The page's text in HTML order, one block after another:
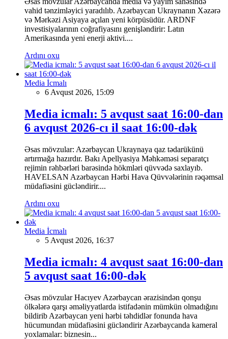
vahid tənzimləyici yaradılıb. Azərbaycan Ukraynanın Xəzərə
və Mərkəzi Asiyaya açılan yeni körpüsüdür. ARDNF
investisiyalarının coğrafiyasını genişləndirir: Latın
Amerikasında yeni enerji aktivi....
Ardını oxu
Media İcmalı
6 Avqust 2026, 15:09
Media icmalı: 5 avqust saat 16:00-dan
6 avqust 2026-cı il saat 16:00-dək
Əsas mövzular: Azərbaycan Ukraynaya qaz tədarükünü
artırmağa hazırdır. Bakı Apellyasiya Məhkəməsi separatçı
rejimin rəhbərləri barəsində hökmləri qüvvədə saxlayıb.
HAVELSAN Azərbaycan Hərbi Hava Qüvvələrinin rəqəmsal
müdafiəsini gücləndirir....
Ardını oxu
Media İcmalı
5 Avqust 2026, 16:37
Media icmalı: 4 avqust saat 16:00-dan
5 avqust saat 16:00-dək
Əsas mövzular Hacıyev Azərbaycan ərazisindən qonşu
ölkələrə qarşı əməliyyatlarda istifadənin mümkün olmadığını
bildirib Azərbaycan yeni hərbi təhdidlər fonunda hava
hücumundan müdafiəsini gücləndirir Azərbaycanda kameral
yoxlamalar: biznesin...